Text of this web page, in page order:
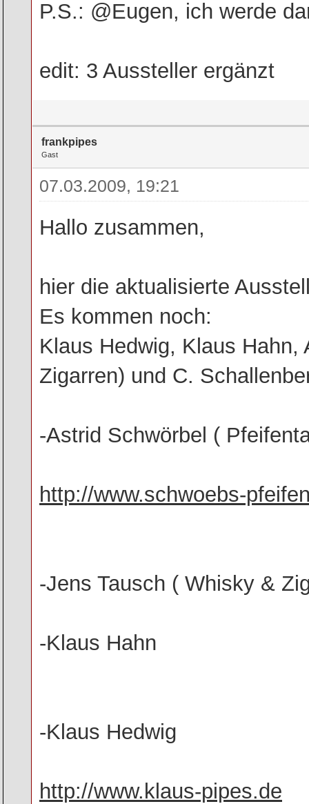
P.S.: @Eugen, ich werde
edit: 3 Aussteller ergänzt
frankpipes
Gast
07.03.2009, 19:21
Hallo zusammen,
hier die aktualisierte
Es kommen noch:
Klaus Hedwig, Klaus
Zigarren) und C.
-Astrid Schwörbel (
http://www.schwoebs-
-Jens Tausch ( Whisky &
-Klaus Hahn
-Klaus Hedwig
http://www.klaus-pipes.de